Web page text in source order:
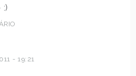
:)
- 19:21